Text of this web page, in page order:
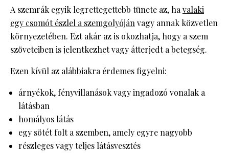
A szemrák egyik legrettegettebb tünete az, havalaki
egy csomót észlel a szemgolyójánvagy annak közvetlen
környezetében. Ezt akár az is okozhatja, hogy a szem
szöveteiben is jelentkezhet vagy átterjedt a betegség.
Ezen kívül az alábbiakra érdemes figyelni:
árnyékok, fényvillanások vagy ingadozó vonalak a
látásban
homályos látás
egy sötét folt a szemben, amely egyre nagyobb
részleges vagy teljes látásvesztés